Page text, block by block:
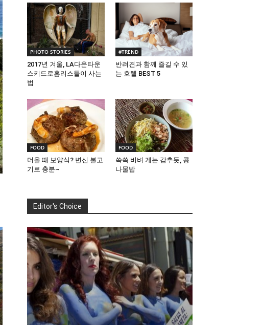
PHOTO STORIES
2017년 겨울, LA다운타운
스키드로홈리스들이 사는
법
#TREND
반려견과 함께 즐길 수 있
는 호텔 BEST 5
FOOD
더울 때 보양식? 변신 불고
기로 충분~
FOOD
쓱쓱 비벼 게눈 감추듯, 콩
나물밥
Editor's Choice